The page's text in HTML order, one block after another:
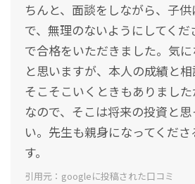
ちんと、面談をしながら、子
で、無理のないようにしてく
で合格をいただきました。気
と思いますが、本人の成績と
そこそこいくときもありまし
なので、そこは将来の投資と
い。先生も親身になってくだ
す。
引用元：googleに投稿された口コミ